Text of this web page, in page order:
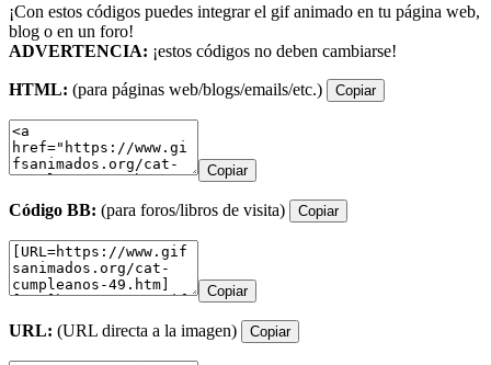
¡Con estos códigos puedes integrar el gif animado en tu página web,
blog o en un foro!
ADVERTENCIA: ¡estos códigos no deben cambiarse!
HTML: (para páginas web/blogs/emails/etc.) Copiar
Copiar
Código BB: (para foros/libros de visita) Copiar
Copiar
URL: (URL directa a la imagen) Copiar